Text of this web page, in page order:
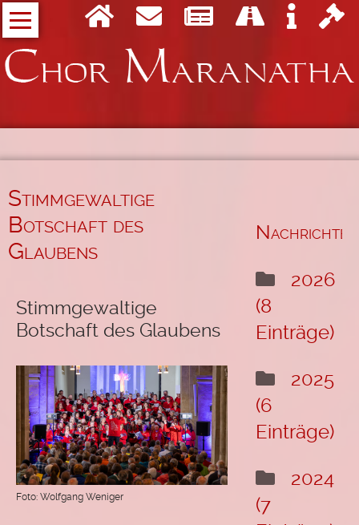
Navigation
überspringen
Wer
wir
sind
Maranatha
Who
who
bei
Maranatha
Unsere
Eigene
Lieder
"Das
Leben
wählen"
Hörprobe
Termine
Rückblick
Stimmgewaltige
Botschaft des
Glaubens
Stimmgewaltige
Botschaft des Glaubens
Foto: Wolfgang Weniger
2026
(8
Einträge)
2025
(6
Einträge)
2024
(7